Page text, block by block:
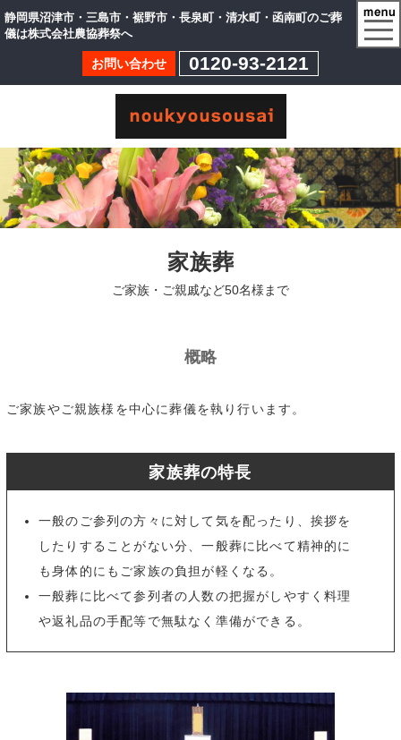
静岡県沼津市・三島市・裾野市・長泉町・清水町・函南町のご葬
儀は株式会社農協葬祭へ
お問い合わせ 0120-93-2121
家族葬
ご家族・ご親戚など50名様まで
概略
ご家族やご親族様を中心に葬儀を執り行います。
家族葬の特長
一般のご参列の方々に対して気を配ったり、挨拶を
したりすることがない分、一般葬に比べて精神的に
も身体的にもご家族の負担が軽くなる。
一般葬に比べて参列者の人数の把握がしやすく料理
や返礼品の手配等で無駄なく準備ができる。